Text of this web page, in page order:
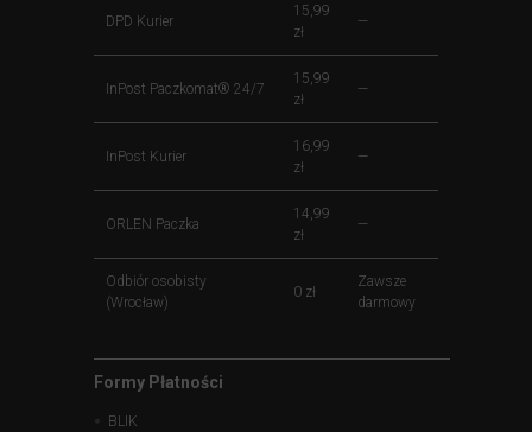
DPD Kurier
15,99
zł
—
InPost Paczkomat® 24/7
15,99
zł
—
InPost Kurier
16,99
zł
—
ORLEN Paczka
14,99
zł
—
Odbiór osobisty
(Wrocław)
0 zł
Zawsze
darmowy
Formy Płatności
BLIK